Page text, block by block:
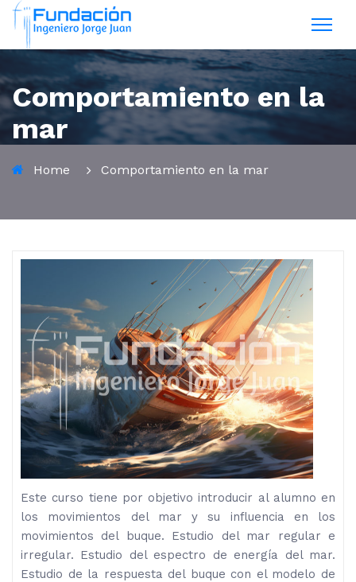
Comportamiento en la
mar
Home Comportamiento en la mar
Este curso tiene por objetivo introducir al alumno en
los movimientos del mar y su influencia en los
movimientos del buque. Estudio del mar regular e
irregular. Estudio del espectro de energía del mar.
Estudio de la respuesta del buque con el modelo de